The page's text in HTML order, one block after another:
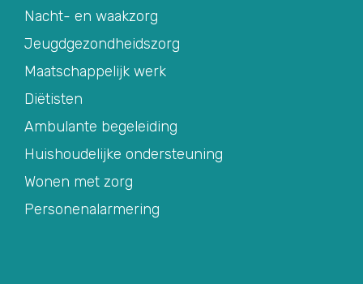
Nacht- en waakzorg
Jeugdgezondheidszorg
Maatschappelijk werk
Diëtisten
Ambulante begeleiding
Huishoudelijke ondersteuning
Wonen met zorg
Personenalarmering